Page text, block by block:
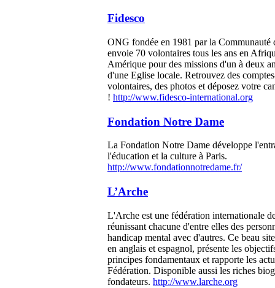
Fidesco
ONG fondée en 1981 par la Communauté
envoie 70 volontaires tous les ans en
Amérique pour des missions d'un à deux
d'une Eglise locale. Retrouvez des
volontaires, des photos et déposez votre
! http://www.fidesco-international.org
Fondation Notre Dame
La Fondation Notre Dame développe
l'éducation et la culture à Paris.
http://www.fondationnotredame.fr/
L’Arche
L'Arche est une fédération internationale
réunissant chacune d'entre elles des
handicap mental avec d'autres. Ce beau
en anglais et espagnol, présente les
principes fondamentaux et rapporte les
Fédération. Disponible aussi les riches
fondateurs. http://www.larche.org